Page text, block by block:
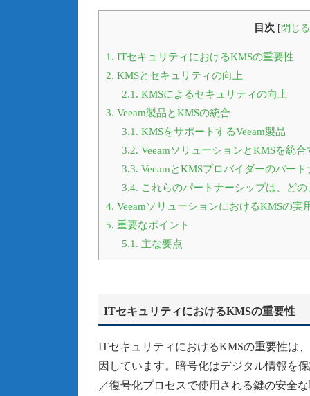
目次 [ 閉じる
1. ITセキュリティにおけるKMSの重要性
2. KMSとセキュリティの向上
2.1. KMSによるセキュリティの向上
3. Veeam製品とKMSの統合
3.1. KMSをサポートするVeeam製品
3.2. VeeamソリューションとKMSを統
3.3. VeeamとKMSプロバイダーのパー
3.4. これらのパートナーシップは、ど
4. VeeamソリューションにおけるKMSの実
5. 重要なポイント
5.1. 主な要点
ITセキュリティにおけるKMSの重要性
ITセキュリティにおけるKMSの重要性は
因しています。暗号化はデジタル情報を
／復号化プロセスで使用される鍵の安全